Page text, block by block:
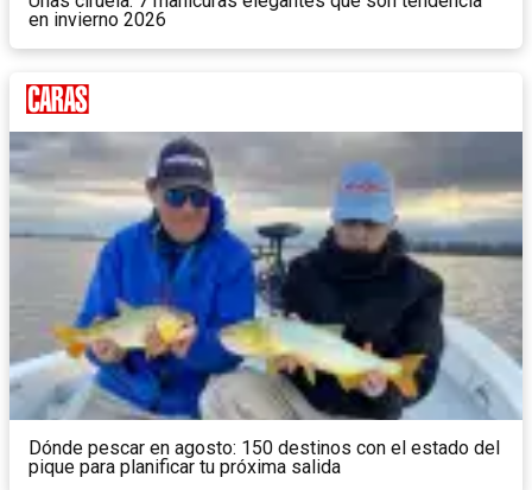
en invierno 2026
Dónde pescar en agosto: 150 destinos con el estado del
pique para planificar tu próxima salida